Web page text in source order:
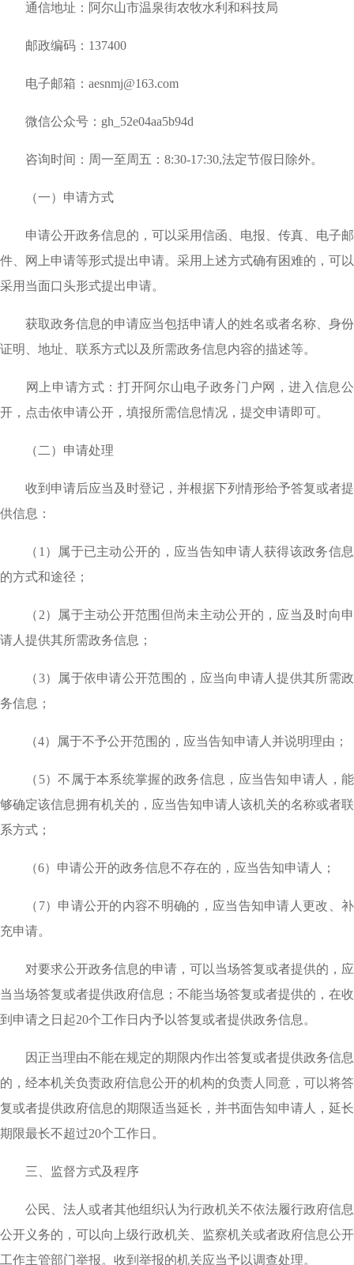
通信地址：阿尔山市温泉街农牧水利和科技局
邮政编码： 137400
电子邮箱： aesnmj@163.com
微信公众号： gh_52e04aa5b94d
咨询时间：周一至周五： 8:30-17:30,法定节假日除外。
（一）申请方式
申请公开政务信息的，可以采用信函、电报、传真、电子邮
件、网上申请等形式提出申请。采用上述方式确有困难的，可以
采用当面口头形式提出申请。
获取政务信息的申请应当包括申请人的姓名或者名称、身份
证明、地址、联系方式以及所需政务信息内容的描述等。
网上申请方式：打开阿尔山电子政务门户网，进入信息公
开，点击依申请公开，填报所需信息情况，提交申请即可。
（二）申请处理
收到申请后应当及时登记，并根据下列情形给予答复或者提
供信息：
（ 1）属于已主动公开的，应当告知申请人获得该政务信息
的方式和途径；
（ 2）属于主动公开范围但尚未主动公开的，应当及时向申
请人提供其所需政务信息；
（3）属于依申请公开范围的，应当向申请人提供其所需政
务信息；
（4）属于不予公开范围的，应当告知申请人并说明理由；
（ 5）不属于本系统掌握的政务信息，应当告知申请人，能
够确定该信息拥有机关的，应当告知申请人该机关的名称或者联
系方式；
（6）申请公开的政务信息不存在的，应当告知申请人；
（ 7）申请公开的内容不明确的，应当告知申请人更改、补
充申请。
对要求公开政务信息的申请，可以当场答复或者提供的，应
当当场答复或者提供政府信息；不能当场答复或者提供的，在收
到申请之日起20个工作日内予以答复或者提供政务信息。
因正当理由不能在规定的期限内作出答复或者提供政务信息
的，经本机关负责政府信息公开的机构的负责人同意，可以将答
复或者提供政府信息的期限适当延长，并书面告知申请人，延长
期限最长不超过20个工作日。
三、监督方式及程序
公民、法人或者其他组织认为行政机关不依法履行政府信息
公开义务的，可以向上级行政机关、监察机关或者政府信息公开
工作主管部门举报。收到举报的机关应当予以调查处理。